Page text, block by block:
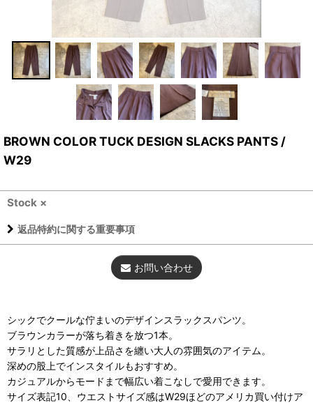
BROWN COLOR TUCK DESIGN SLACKS PANTS /
W29
Stock ×
返品特約に関する重要事項
お問い合わせ
シックでクールな佇まいのデザインスラックスパンツ。
ブラウンカラーが落ち着きを放つ1本。
サラリとした質感が上品さを纏い大人の雰囲気のアイテム。
深めの股上でインスタイルもおすすめ。
カジュアルからモードまで幅広い着こなしで愛用できます。
サイズ表記10、ウエストサイズ感はW29ほどのアメリカ買い付けア